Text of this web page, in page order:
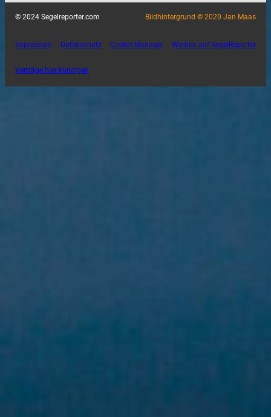
© 2024 Segelreporter.com Bildhintergrund © 2020 Jan Maas
Impressum Datenschutz Cookie-Manager Werben auf SegelReporter
Verträge hier kündigen